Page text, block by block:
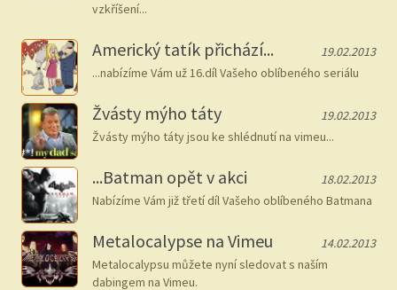
vzkříšení...
Americký tatík přichází...
19.02.2013
...nabízíme Vám už 16.díl Vašeho oblíbeného seriálu
Žvásty mýho táty
19.02.2013
Žvásty mýho táty jsou ke shlédnutí na vimeu...
...Batman opět v akci
18.02.2013
Nabízíme Vám již třetí díl Vašeho oblíbeného Batmana
Metalocalypse na Vimeu
14.02.2013
Metalocalypsu můžete nyní sledovat s naším
dabingem na Vimeu.